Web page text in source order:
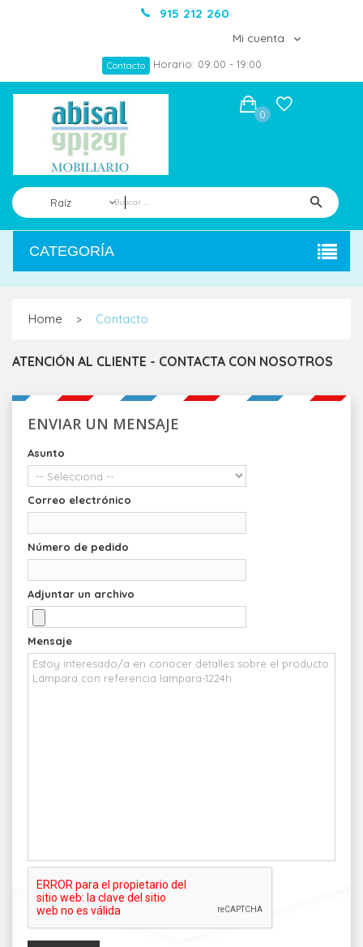
915 212 260
Mi cuenta
Contacto Horario: 09:00 - 19:00
Raíz
0
CATEGORÍA
Home > Contacto
ATENCIÓN AL CLIENTE - CONTACTA CON NOSOTROS
ENVIAR UN MENSAJE
Asunto
Correo electrónico
Número de pedido
Adjuntar un archivo
Mensaje